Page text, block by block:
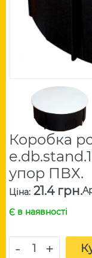
Коробка
упор ПВХ.
Ціна: 21.4 грн.
Є в наявності
- +